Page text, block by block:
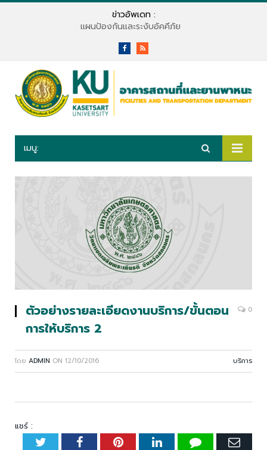
ข่าวอัพเดท :
แผนป้องกันและระงับอัคคีภัย
FacebookRSS
เมนู:
ตัวอย่างรายละเอียดงานบริการ/ขั้นตอน
การให้บริการ 2
0
โดย ADMIN ON 12/10/2016 บริการ
แชร์ :
TwitterFacebookPinterestLinkedInTumblr